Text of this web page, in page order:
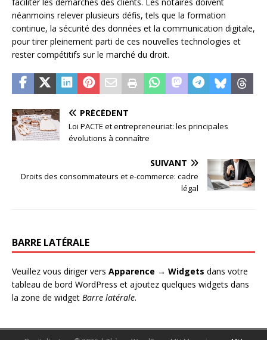
néanmoins relever plusieurs défis, tels que la formation
continue, la sécurité des données et la communication digitale,
pour tirer pleinement parti de ces nouvelles technologies et
rester compétitifs sur le marché du droit.
PRÉCÉDENT
Loi PACTE et entrepreneuriat: les principales
évolutions à connaître
SUIVANT
Droits des consommateurs et e-commerce: cadre
légal
BARRE LATÉRALE
Veuillez vous diriger vers Apparence → Widgets dans votre
tableau de bord WordPress et ajoutez quelques widgets dans
la zone de widget Barre latérale.